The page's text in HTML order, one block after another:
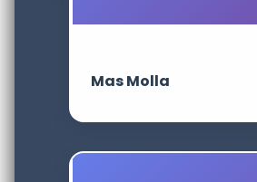
Mas Molla